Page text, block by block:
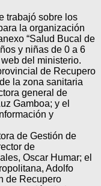
trabajó sobre los
la organización
“Salud Bucal de
y niñas de 0 a 6
del ministerio.
de Recupero
la zona sanitaria
general de
Gamboa; y el
y
de Gestión de
de
Oscar Humar; el
Adolfo
de Recupero